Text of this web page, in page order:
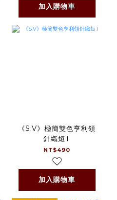
加入購物車
《S.V》極簡雙色亨利領
針織短T
NT$490
加入購物車